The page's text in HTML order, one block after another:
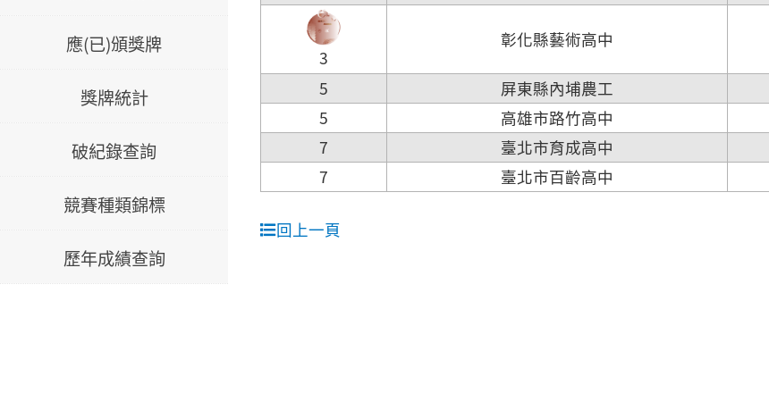
應(已)頒獎牌
獎牌統計
破紀錄查詢
競賽種類錦標
歷年成績查詢
3
彰化縣藝術高中
5 屏東縣內埔農工
5
高雄市路竹高中
7
臺北市育成高中
7
臺北市百齡高中
回上一頁